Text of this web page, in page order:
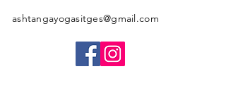
ashtangayogasitges@gmail.com